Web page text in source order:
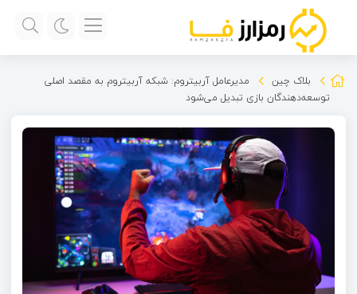
بلاک چین
مدیرعامل آربیتروم: شبکه آربیتروم به مقصد اصلی
توسعه‌دهندگان بازی تبدیل می‌شود